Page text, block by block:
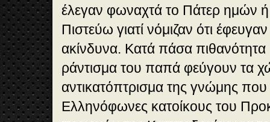
έλεγαν φωναχτά το Πάτερ ημών
Πιστεύω γιατί νόμιζαν ότι
ακίνδυνα. Κατά πάσα πιθανότητα
ράντισμα του παπά φεύγουν τα
αντικατόπτρισμα της γνώμης
Ελληνόφωνες κατοίκους του